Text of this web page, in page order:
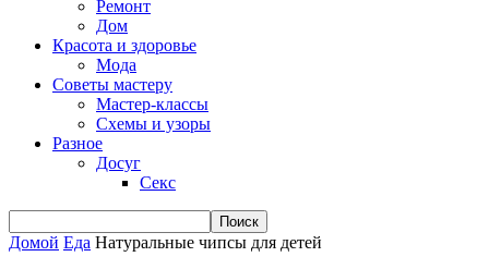
Ремонт
Дом
Красота и здоровье
Мода
Советы мастеру
Мастер-классы
Схемы и узоры
Разное
Досуг
Секс
Домой Еда Натуральные чипсы для детей